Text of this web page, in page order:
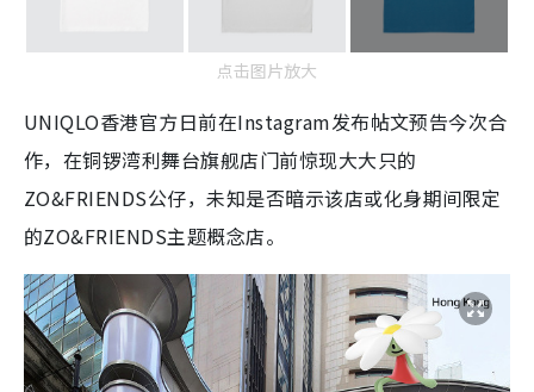
点击图片放大
UNIQLO香港官方日前在Instagram发布帖文预告今次合
作，在铜锣湾利舞台旗舰店门前惊现大大只的
ZO&FRIENDS公仔，未知是否暗示该店或化身期间限定
的ZO&FRIENDS主题概念店。